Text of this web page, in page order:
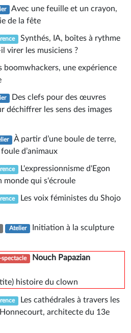
Avec une feuille et un crayon,
de la fête
Synthés, IA, boîtes à rythme
virer les musiciens ?
boomwhackers, une expérience
Des clefs pour des œuvres
déchiffrer les sens des images
À partir d’une boule de terre,
d’animaux
L'expressionnisme d'Egon
monde qui s'écroule
Les voix féministes du Shojo
Atelier Initiation à la sculpture
Nouch Papazian
histoire du clown
Les cathédrales à travers les
architecte du 13e